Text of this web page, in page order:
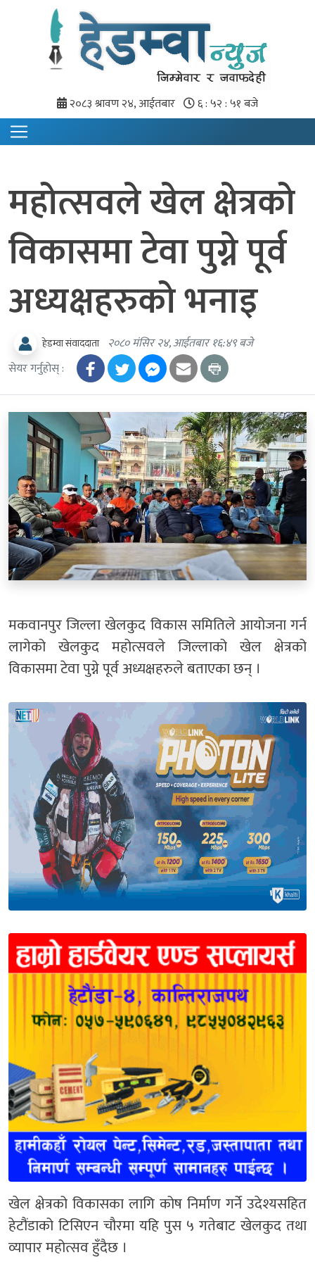
२०८३ श्रावण २४, आईतबार ६ : ५२ : ५१ बजे
महोत्सवले खेल क्षेत्रको
विकासमा टेवा पुग्ने पूर्व
अध्यक्षहरुको भनाइ
हेडम्वा संवाददाता
२०८० मंसिर २४, आईतबार १६:४९ बजे
सेयर गर्नुहोस् :
मकवानपुर जिल्ला खेलकुद विकास समितिले आयोजना गर्न
लागेको खेलकुद महोत्सवले जिल्लाको खेल क्षेत्रको
विकासमा टेवा पुग्ने पूर्व अध्यक्षहरुले बताएका छन् ।
खेल क्षेत्रको विकासका लागि कोष निर्माण गर्ने उदेश्यसहित
हेटौंडाको टिसिएन चौरमा यहि पुस ५ गतेबाट खेलकुद तथा
व्यापार महोत्सव हुँदैछ ।